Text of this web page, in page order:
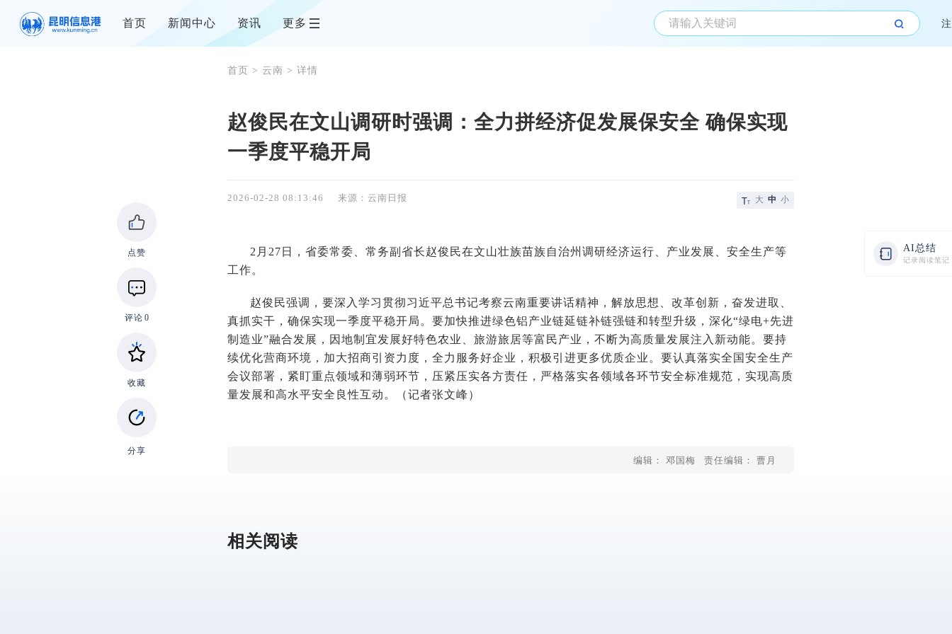
首页 新闻中心 资讯 更多
点赞
评论 0
收藏
分享
AI总结
记录阅读笔记
首页 > 云南 > 详情
赵俊民在文山调研时强调：全力拼经济促发展保安全 确保实现
一季度平稳开局
2026-02-28 08:13:46 来源：云南日报 大 中 小
2月27日，省委常委、常务副省长赵俊民在文山壮族苗族自治州调研经济运行、产业发展、安全生产等
工作。
赵俊民强调，要深入学习贯彻习近平总书记考察云南重要讲话精神，解放思想、改革创新，奋发进取、
真抓实干，确保实现一季度平稳开局。要加快推进绿色铝产业链延链补链强链和转型升级，深化“绿电+先进
制造业”融合发展，因地制宜发展好特色农业、旅游旅居等富民产业，不断为高质量发展注入新动能。要持
续优化营商环境，加大招商引资力度，全力服务好企业，积极引进更多优质企业。要认真落实全国安全生产
会议部署，紧盯重点领域和薄弱环节，压紧压实各方责任，严格落实各领域各环节安全标准规范，实现高质
量发展和高水平安全良性互动。
（记者张文峰）
编辑： 邓国梅 责任编辑： 曹月
相关阅读